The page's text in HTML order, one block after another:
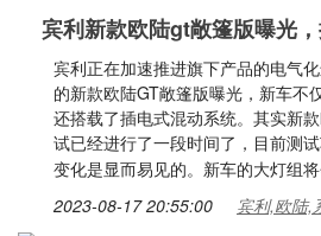
宾利新款欧陆gt敞篷版曝光
宾利正在加速推进旗下产品的电气
的新款欧陆GT敞篷版曝光，新车不
还搭载了插电式混动系统。其实新
试已经进行了一段时间了，目前测
变化是显而易见的。新车的大灯组
2023-08-17 20:55:00 宾利,欧陆,